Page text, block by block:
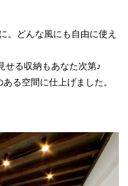
。どんな風にも自由に使え
せる収納もあなた次第♪
る空間に仕上げました。